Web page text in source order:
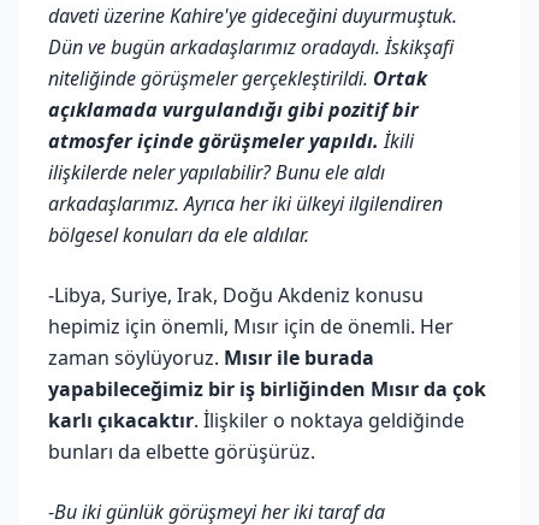
daveti üzerine Kahire'ye gideceğini duyurmuştuk.
Dün ve bugün arkadaşlarımız oradaydı. İskikşafi
niteliğinde görüşmeler gerçekleştirildi. Ortak
açıklamada vurgulandığı gibi pozitif bir
atmosfer içinde görüşmeler yapıldı. İkili
ilişkilerde neler yapılabilir? Bunu ele aldı
arkadaşlarımız. Ayrıca her iki ülkeyi ilgilendiren
bölgesel konuları da ele aldılar.
-Libya, Suriye, Irak, Doğu Akdeniz konusu
hepimiz için önemli, Mısır için de önemli. Her
zaman söylüyoruz. Mısır ile burada
yapabileceğimiz bir iş birliğinden Mısır da çok
karlı çıkacaktır. İlişkiler o noktaya geldiğinde
bunları da elbette görüşürüz.
-Bu iki günlük görüşmeyi her iki taraf da